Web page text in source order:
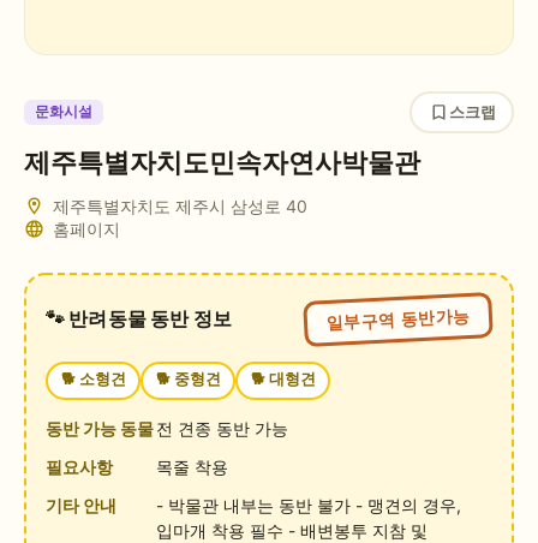
문화시설 스크랩
제주특별자치도민속자연사박물관
제주특별자치도 제주시 삼성로 40
홈페이지
🐾 반려동물 동반 정보 일부구역 동반가능
🐕 소형견 🐕 중형견 🐕 대형견
동반 가능 동물전 견종 동반 가능
필요사항
목줄 착용
기타 안내
- 박물관 내부는 동반 불가 - 맹견의 경우,
입마개 착용 필수 - 배변봉투 지참 및